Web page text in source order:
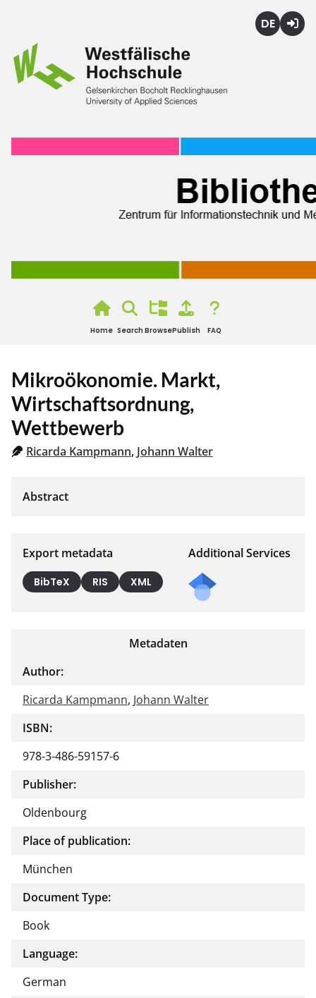
Home Search BrowsePublish FAQ
Mikroökonomie. Markt,
Wirtschaftsordnung,
Wettbewerb
Ricarda Kampmann, Johann Walter
Export metadata
BibTeX RIS XML
Additional Services
Metadaten
Author:
Ricarda Kampmann, Johann Walter
ISBN:
978-3-486-59157-6
Publisher:
Oldenbourg
Place of publication:
München
Document Type:
Book
Language:
German